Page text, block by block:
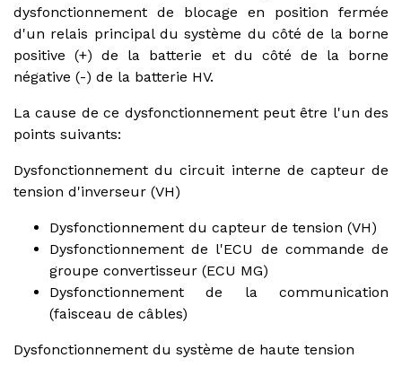
dysfonctionnement de blocage en position fermée
d'un relais principal du système du côté de la borne
positive (+) de la batterie et du côté de la borne
négative (-) de la batterie HV.
La cause de ce dysfonctionnement peut être l'un des
points suivants:
Dysfonctionnement du circuit interne de capteur de
tension d'inverseur (VH)
Dysfonctionnement du capteur de tension (VH)
Dysfonctionnement de l'ECU de commande de
groupe convertisseur (ECU MG)
Dysfonctionnement de la communication
(faisceau de câbles)
Dysfonctionnement du système de haute tension